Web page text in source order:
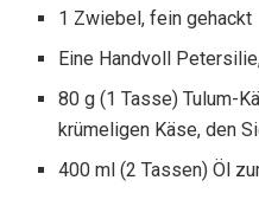
1 Zwiebel, fein gehackt
Eine Handvoll
80 g (1 Tasse) Tulum-
krümeligen Käse, den
400 ml (2 Tassen) Öl